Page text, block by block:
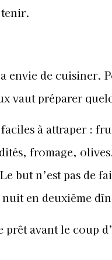
tenir.
envie de cuisiner.
vaut préparer
à attraper :
fromage,
but n’est pas de
en deuxième
prêt avant le coup